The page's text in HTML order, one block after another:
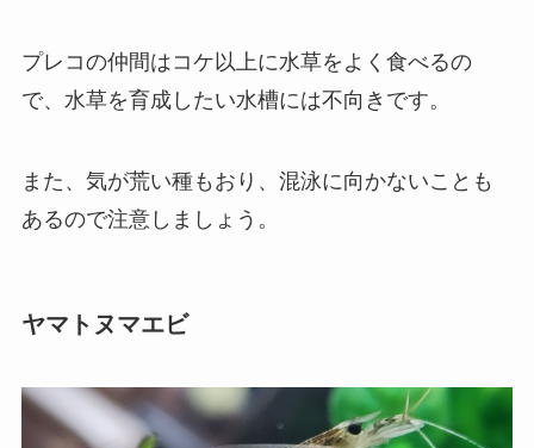
プレコの仲間はコケ以上に水草をよく食べるの
で、水草を育成したい水槽には不向きです。
また、気が荒い種もおり、混泳に向かないことも
あるので注意しましょう。
ヤマトヌマエビ